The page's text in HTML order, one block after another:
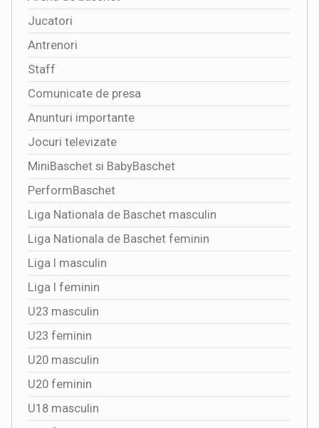
Jucatori
Antrenori
Staff
Comunicate de presa
Anunturi importante
Jocuri televizate
MiniBaschet si BabyBaschet
PerformBaschet
Liga Nationala de Baschet masculin
Liga Nationala de Baschet feminin
Liga I masculin
Liga I feminin
U23 masculin
U23 feminin
U20 masculin
U20 feminin
U18 masculin